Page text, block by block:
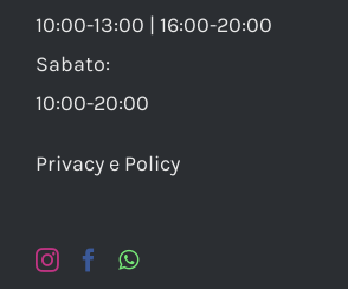
10:00-13:00 | 16:00-20:00
Sabato:
10:00-20:00
Privacy e Policy